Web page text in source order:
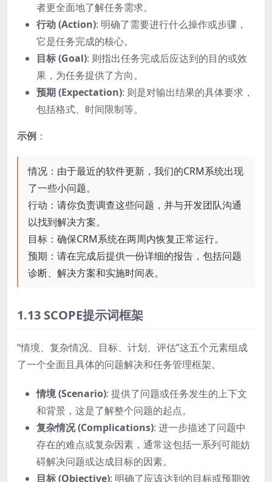
者更全面地了解任务需求。
行动 (Action): 明确了需要进行什么操作或步骤，
它是任务完成的核心。
目标 (Goal): 则指出任务完成后应达到的目的或效
果，为任务提供了方向。
预期 (Expectation): 则是对输出结果的具体要求，
包括格式、时间限制等。
示例 ：
情况：由于最近的软件更新，我们的CRM系统出现
了一些小问题。
行动：请你负责调查这些问题，并与开发团队沟通
以找到解决方案。
目标：确保CRM系统在两周内恢复正常运行。
预期：请在完成后提供一份详细的报告，包括问题
诊断、解决方案和实施时间表。
1.13 SCOPE提示词框架
“情境、复杂情况、目标、计划、评估”这五个元素组成
了一个全面且具体的问题解决和任务管理框架。
情境 (Scenario): 提供了问题或任务发生的上下文
和背景，这是了解整个问题的起点。
复杂情况 (Complications): 进一步描述了问题中
存在的难点或复杂因素，通常这包括一系列可能妨
碍解决问题或达成目标的因素。
目标 (Objective): 明确了应该达到的目标或预期效